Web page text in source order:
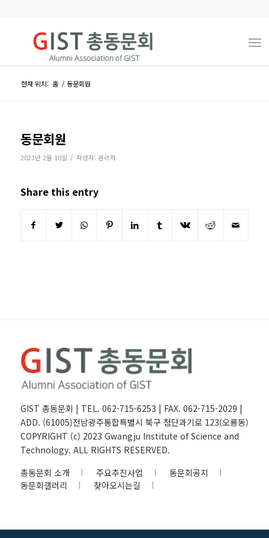
현재 위치: 홈 / 동문회원
동문회원
2023년 2월 10일 / 작성자: 관리자
Share this entry
GIST 총동문회 | TEL. 062-715-6253 | FAX. 062-715-2029 |
ADD. (61005)전남광주통합특별시 북구 첨단과기로 123(오룡동)
COPYRIGHT (c) 2023 Gwangju Institute of Science and
Technology. ALL RIGHTS RESERVED.
총동문회 소개
주요추진사업
동문회공지
동문회갤러리
찾아오시는길